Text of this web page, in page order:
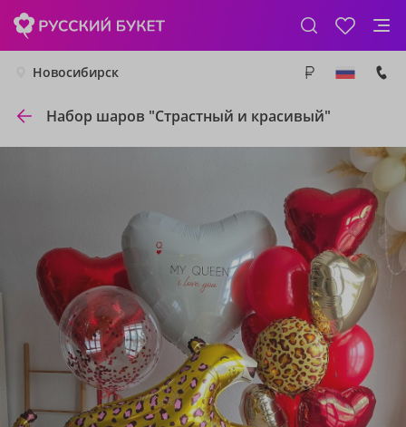
Новосибирск
Набор шаров "Страстный и красивый"